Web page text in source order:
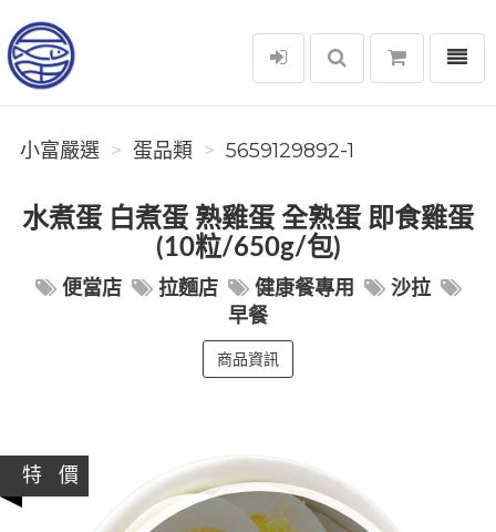
小富嚴選
選單
小富嚴選 蛋品類 5659129892-1
水煮蛋 白煮蛋 熟雞蛋 全熟蛋 即食雞蛋
(10粒/650g/包)
便當店 拉麵店 健康餐專用
沙拉
早餐
商品資訊
特 價